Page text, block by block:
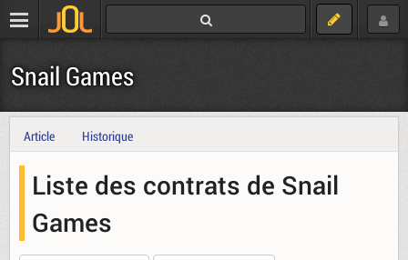
Snail Games
Article Historique
Liste des contrats de Snail
Games